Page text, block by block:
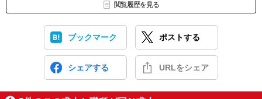
閲覧履歴を見る
ブックマーク ポストする
シェアする URLをシェア